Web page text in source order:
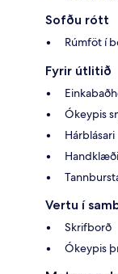
Sofðu rótt
Rúmföt í
Fyrir útlitið
Ókeypis
Hárblásari
Handklæði
Vertu í
Skrifborð
Ókeypis